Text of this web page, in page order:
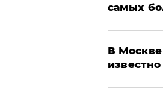
самых
В Москве